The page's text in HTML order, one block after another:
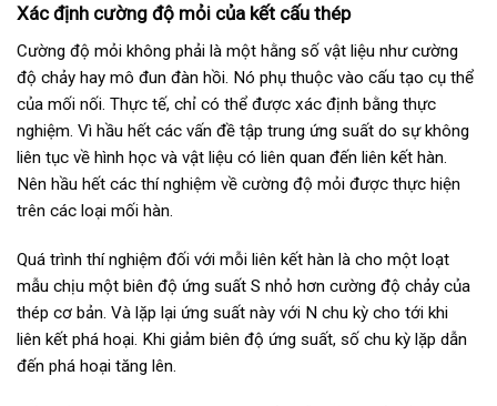
Xác định cường độ mỏi của kết cấu thép
Cường độ mỏi không phải là một hằng số vật liệu như cường
độ chảy hay mô đun đàn hồi. Nó phụ thuộc vào cấu tạo cụ thể
của mối nối. Thực tế, chỉ có thể được xác định bằng thực
nghiệm. Vì hầu hết các vấn đề tập trung ứng suất do sự không
liên tục về hình học và vật liệu có liên quan đến liên kết hàn.
Nên hầu hết các thí nghiệm về cường độ mỏi được thực hiện
trên các loại mối hàn.
Quá trình thí nghiệm đối với mỗi liên kết hàn là cho một loạt
mẫu chịu một biên độ ứng suất S nhỏ hơn cường độ chảy của
thép cơ bản. Và lặp lại ứng suất này với N chu kỳ cho tới khi
liên kết phá hoại. Khi giảm biên độ ứng suất, số chu kỳ lặp dẫn
đến phá hoại tăng lên.